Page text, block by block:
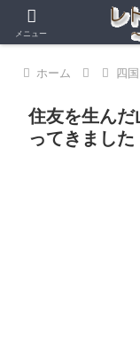
ホーム 四国
住友を生ん
ってきました
メニュー